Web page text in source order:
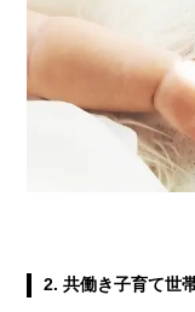
2.共働き子育て世